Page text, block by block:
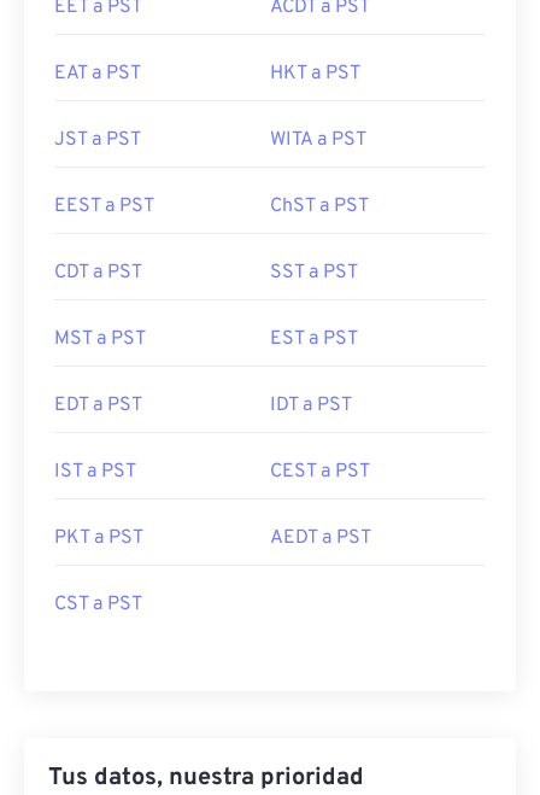
EET a PST ACDT a PST
EAT a PST HKT a PST
JST a PST WITA a PST
EEST a PST ChST a PST
CDT a PST SST a PST
MST a PST EST a PST
EDT a PST IDT a PST
IST a PST CEST a PST
PKT a PST AEDT a PST
CST a PST
Tus datos, nuestra prioridad